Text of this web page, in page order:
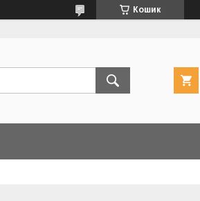
Кошик